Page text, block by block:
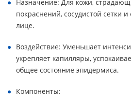
Назначение: Для кожи,
покраснений, сосудистой сетки
лице.
Воздействие: Уменьшает
укрепляет капилляры,
общее состояние эпидермиса.
Компоненты: